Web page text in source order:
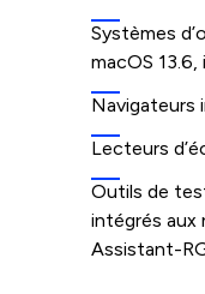
Systèmes
macOS 13.6,
Navigateurs
Lecteurs
Outils de
intégrés aux
Assistant-